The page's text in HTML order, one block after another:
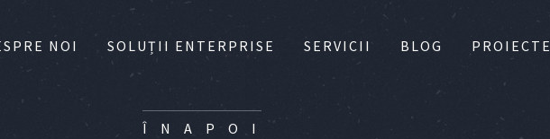
NOI SOLUȚII ENTERPRISE SERVICII BLOG PROIECTE
Î N A P O I